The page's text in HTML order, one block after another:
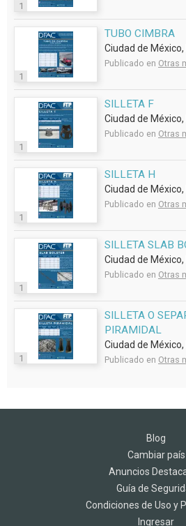
1
1
TUBO CIMBRA
Ciudad de
Publicado en Otras
1
SILLETA F
Ciudad de
Publicado en Otras
1
SILLETA H
Ciudad de
Publicado en Otras
1
SILLETA SLAB
Ciudad de
Publicado en Otras
1
SILLETA O
PIRAMIDAL
Ciudad de
Publicado en Otras
Blog
Cambiar país
Anuncios
Guía de
Condiciones de Uso y
Ingresar